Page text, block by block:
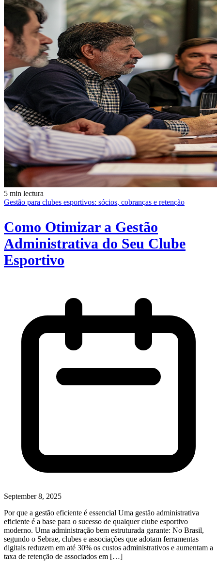
5 min lectura
Gestão para clubes esportivos: sócios, cobranças e retenção
Como Otimizar a Gestão
Administrativa do Seu Clube
Esportivo
September 8, 2025
Por que a gestão eficiente é essencial Uma gestão administrativa
eficiente é a base para o sucesso de qualquer clube esportivo
moderno. Uma administração bem estruturada garante: No Brasil,
segundo o Sebrae, clubes e associações que adotam ferramentas
digitais reduzem em até 30% os custos administrativos e aumentam a
taxa de retenção de associados em […]